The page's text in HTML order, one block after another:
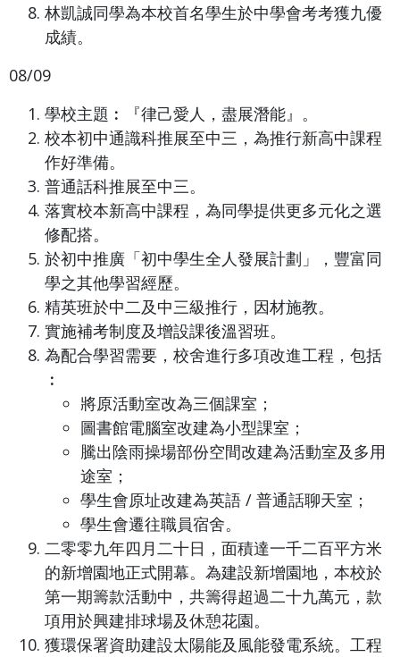
林凱誠同學為本校首名學生於中學會考考獲九優
成績。
08/09
學校主題︰『律己愛人，盡展潛能』。
校本初中通識科推展至中三，為推行新高中課程
作好準備。
普通話科推展至中三。
落實校本新高中課程，為同學提供更多元化之選
修配搭。
於初中推廣「初中學生全人發展計劃」，豐富同
學之其他學習經歷。
精英班於中二及中三級推行，因材施教。
實施補考制度及增設課後溫習班。
為配合學習需要，校舍進行多項改進工程，包括
︰
將原活動室改為三個課室；
圖書館電腦室改建為小型課室；
騰出陰雨操場部份空間改建為活動室及多用
途室；
學生會原址改建為英語 / 普通話聊天室；
學生會遷往職員宿舍。
二零零九年四月二十日，面積達一千二百平方米
的新增園地正式開幕。為建設新增園地，本校於
第一期籌款活動中，共籌得超過二十九萬元，款
項用於興建排球場及休憩花園。
獲環保署資助建設太陽能及風能發電系統。工程